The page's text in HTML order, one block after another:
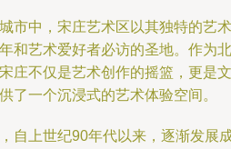
市中，宋庄艺术区以其独特的艺术
和艺术爱好者必访的圣地。作为北
庄不仅是艺术创作的摇篮，更是文
了一个沉浸式的艺术体验空间。
自上世纪90年代以来，逐渐发展